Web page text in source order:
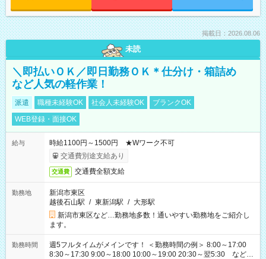
掲載日：2026.08.06
未読
＼即払いＯＫ／即日勤務ＯＫ＊仕分け・箱詰め
など人気の軽作業！
派遣 職種未経験OK 社会人未経験OK
ブランクOK
WEB登録・面接OK
給与
時給1100円～1500円 ★Wワーク不可
交通費別途支給あり
交通費 交通費全額支給
勤務地
新潟市東区
越後石山駅 / 東新潟駅 / 大形駅
新潟市東区など…勤務地多数！通いやすい勤務地をご紹介し
ます。
勤務時間
週5フルタイムがメインです！ ＜勤務時間の例＞ 8:00～17:00
8:30～17:30 9:00～18:00 10:00～19:00 20:30～翌5:30 など ★